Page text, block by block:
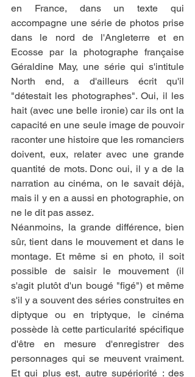
en France, dans un texte qui
accompagne une série de photos prise
dans le nord de l'Angleterre et en
Ecosse par la photographe française
Géraldine May, une série qui s'intitule
North end, a d'ailleurs écrit qu'il
"détestait les photographes". Oui, il les
hait (avec une belle ironie) car ils ont la
capacité en une seule image de pouvoir
raconter une histoire que les romanciers
doivent, eux, relater avec une grande
quantité de mots. Donc oui, il y a de la
narration au cinéma, on le savait déjà,
mais il y en a aussi en photographie, on
ne le dit pas assez.
Néanmoins, la grande différence, bien
sûr, tient dans le mouvement et dans le
montage. Et même si en photo, il soit
possible de saisir le mouvement (il
s'agit plutôt d'un bougé "figé") et même
s'il y a souvent des séries construites en
diptyque ou en triptyque, le cinéma
possède là cette particularité spécifique
d'être en mesure d'enregistrer des
personnages qui se meuvent vraiment.
Et qui plus est, autre supériorité : des